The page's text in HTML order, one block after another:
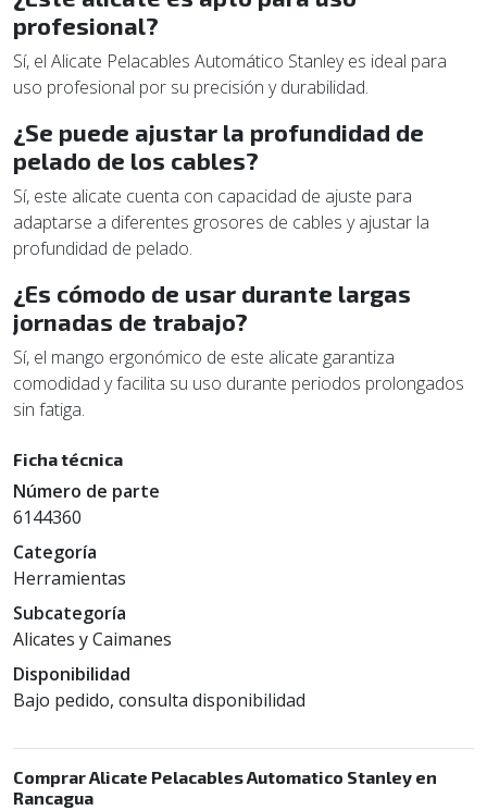
profesional?
Sí, el Alicate Pelacables Automático Stanley es ideal para
uso profesional por su precisión y durabilidad.
¿Se puede ajustar la profundidad de
pelado de los cables?
Sí, este alicate cuenta con capacidad de ajuste para
adaptarse a diferentes grosores de cables y ajustar la
profundidad de pelado.
¿Es cómodo de usar durante largas
jornadas de trabajo?
Sí, el mango ergonómico de este alicate garantiza
comodidad y facilita su uso durante periodos prolongados
sin fatiga.
Ficha técnica
Número de parte
6144360
Categoría
Herramientas
Subcategoría
Alicates y Caimanes
Disponibilidad
Bajo pedido, consulta disponibilidad
Comprar Alicate Pelacables Automatico Stanley en
Rancagua